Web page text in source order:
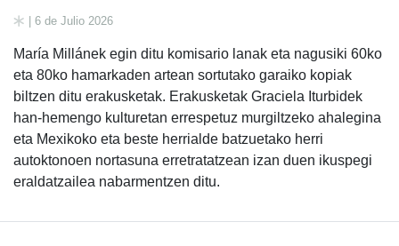
| 6 de Julio 2026
María Millánek egin ditu komisario lanak eta nagusiki 60ko
eta 80ko hamarkaden artean sortutako garaiko kopiak
biltzen ditu erakusketak. Erakusketak Graciela Iturbidek
han-hemengo kulturetan errespetuz murgiltzeko ahalegina
eta Mexikoko eta beste herrialde batzuetako herri
autoktonoen nortasuna erretratatzean izan duen ikuspegi
eraldatzailea nabarmentzen ditu.